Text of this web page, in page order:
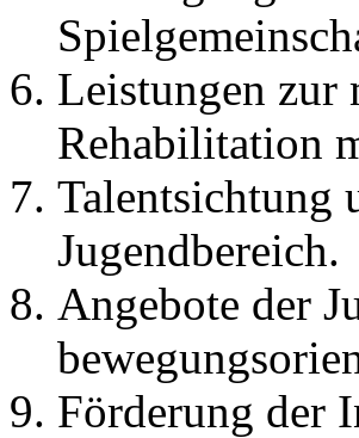
Leistungen zur
Rehabilitation
Talentsichtung
Jugendbereich.
Angebote der
Förderung der